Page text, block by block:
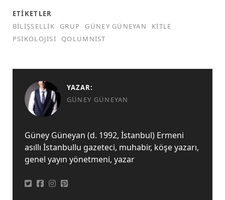
ETIKETLER
BILIŞSELLIK
GRUP GÜNEY GÜNEYAN
KITLE
PSIKOLOJISI
QOLUMNIST
YAZAR:
GÜNEY GÜNEYAN
Güney Güneyan (d. 1992, İstanbul) Ermeni
asıllı İstanbullu gazeteci, muhabir, köşe yazarı,
genel yayın yönetmeni, yazar